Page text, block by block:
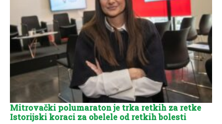
Mitrovački polumaraton je trka retkih za retke
Istorijski koraci za obelele od retkih bolesti